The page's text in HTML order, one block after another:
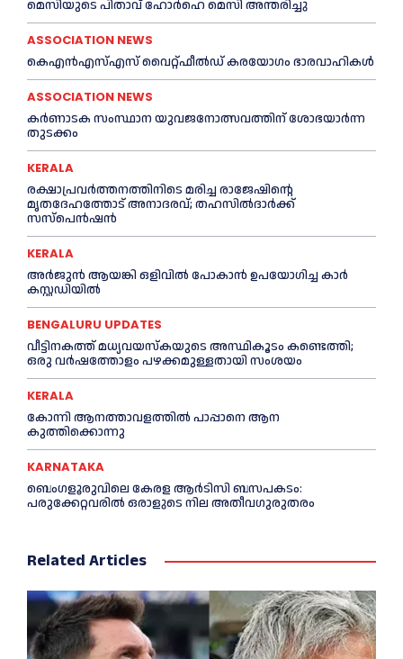
മെ​സിയുടെ പിതാവ് ഹോർഹെ മെ​സി അന്തരിച്ചു
ASSOCIATION NEWS
കെഎൻഎസ്എസ് വൈറ്റ്ഫീൽഡ് കരയോഗം ഭാരവാഹികള്‍
ASSOCIATION NEWS
കര്‍ണാടക സംസ്ഥാന യുവജനോത്സവത്തിന് ശോഭയാർന്ന
തുടക്കം
KERALA
രക്ഷാപ്രവർത്തനത്തിനിടെ മരിച്ച രാജേഷിന്റെ
മൃതദേഹത്തോട് അനാദരവ്; തഹസിൽദാർക്ക്
സസ്പെൻഷൻ
KERALA
അര്‍ജുന്‍ ആയങ്കി ഒളിവില്‍ പോകാന്‍ ഉപയോഗിച്ച കാര്‍
കസ്റ്റഡിയില്‍
BENGALURU UPDATES
വീട്ടിനകത്ത് മധ്യവയസ്കയുടെ അസ്ഥികൂടം കണ്ടെത്തി;
ഒരു വര്‍ഷത്തോളം പഴക്കമുള്ളതായി സംശയം
KERALA
കോന്നി ആനത്താവളത്തില്‍ പാപ്പാനെ ആന
കുത്തിക്കൊന്നു
KARNATAKA
ബെംഗളൂരുവിലെ കേരള ആര്‍ടിസി ബസപകടം:
പരുക്കേറ്റവരില്‍ ഒരാളുടെ നില അതീവഗുരുതരം
Related Articles